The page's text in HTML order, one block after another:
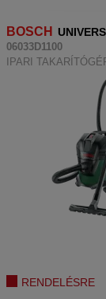
BOSCH
06033D1100
IPARI
RENDELÉSRE